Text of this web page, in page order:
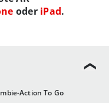
Action To Go
oder iPad.